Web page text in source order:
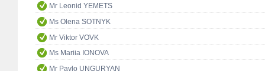
Mr Leonid YEMETS
Ms Olena SOTNYK
Mr Viktor VOVK
Ms Mariia IONOVA
Mr Pavlo UNGURYAN